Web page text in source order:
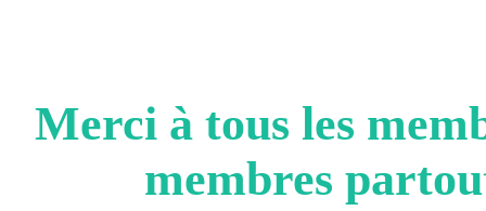
Merci à tous les
membres